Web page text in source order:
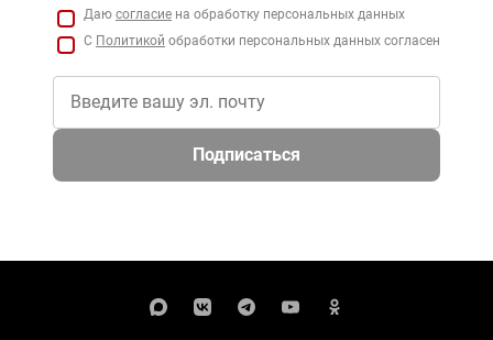
Даю согласие на обработку персональных данных
С Политикой обработки персональных данных согласен
Подписаться